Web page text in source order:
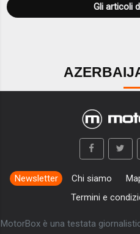
Gli articoli
Newsletter Chi siamo
Termini e
MotorBox è una testata